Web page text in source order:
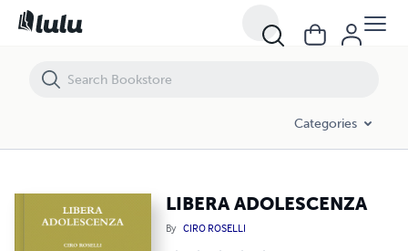
Categories
LIBERA ADOLESCENZA
By CIRO ROSELLI
LIBERA ADOLESCENZA